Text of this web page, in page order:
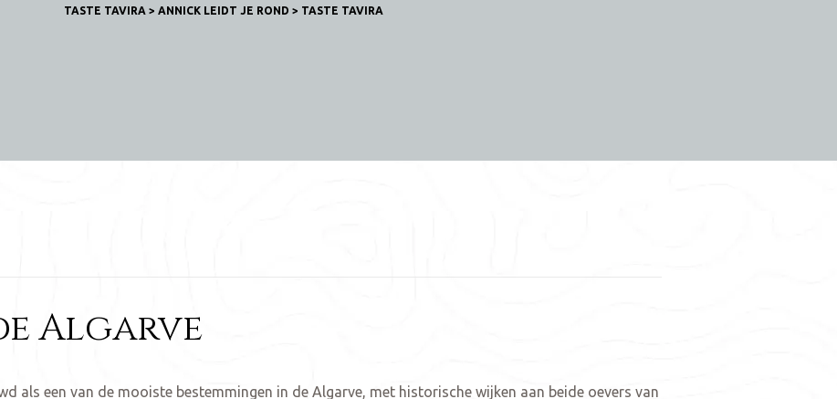
TASTE TAVIRA > ANNICK LEIDT JE ROND > TASTE TAVIRA
Algarve
als een van de mooiste bestemmingen in de Algarve, met historische wijken aan beide oevers van